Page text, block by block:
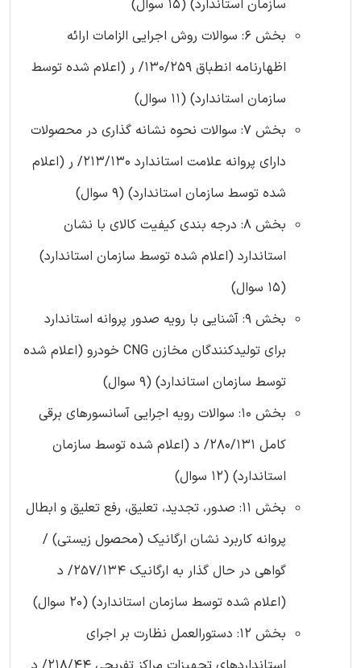
سازمان استاندارد) (15 سوال)
بخش 6: سوالات روش اجرایی الزامات ارائه
اظهارنامه انطباق 130/259/ ر (اعلام شده توسط
سازمان استاندارد) (11 سوال)
بخش 7: سوالات نحوه نشانه گذاری در محصولات
دارای پروانه علامت استاندارد 213/130/ ر (اعلام
شده توسط سازمان استاندارد) (9 سوال)
بخش 8: درجه بندی کیفیت کالای با نشان
استاندارد (اعلام شده توسط سازمان استاندارد)
(15 سوال)
بخش 9: آشنایی با رویه صدور پروانه استاندارد
برای تولیدکنندگان مخازن CNG خودرو (اعلام شده
توسط سازمان استاندارد) (9 سوال)
بخش 10: سوالات رویه اجرایی آسانسورهای برقی
کامل 280/131/ د (اعلام شده توسط سازمان
استاندارد) (12 سوال)
بخش 11: صدور، تجدید، تعلیق، رفع تعلیق و ابطال
پروانه کاربرد نشان ارگانیک (محصول زیستی) /
گواهی در حال گذار به ارگانیک 257/134/ د
(اعلام شده توسط سازمان استاندارد) (20 سوال)
بخش 12: دستورالعمل نظارت بر اجرای